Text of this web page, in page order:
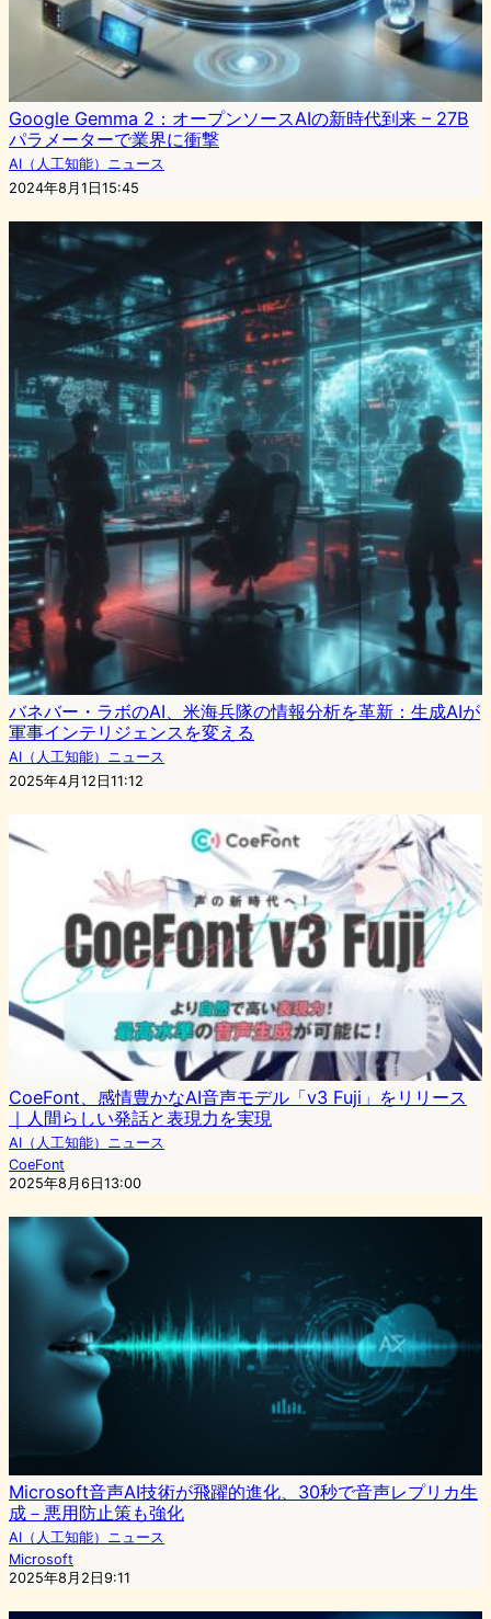
Google Gemma 2：オープンソースAIの新時代到来 – 27B
パラメーターで業界に衝撃
AI（人工知能）ニュース
2024年8月1日15:45
バネバー・ラボのAI、米海兵隊の情報分析を革新：生成AIが
軍事インテリジェンスを変える
AI（人工知能）ニュース
2025年4月12日11:12
CoeFont、感情豊かなAI音声モデル「v3 Fuji」をリリース
｜人間らしい発話と表現力を実現
AI（人工知能）ニュース
CoeFont
2025年8月6日13:00
Microsoft音声AI技術が飛躍的進化、30秒で音声レプリカ生
成－悪用防止策も強化
AI（人工知能）ニュース
Microsoft
2025年8月2日9:11